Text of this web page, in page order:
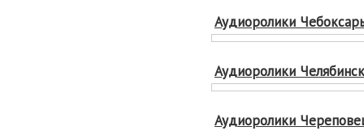
Аудиоролики
Аудиоролики Челябинск
Аудиоролики